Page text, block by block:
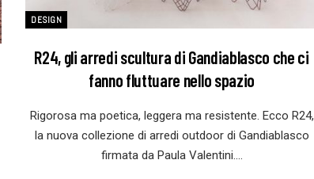
DESIGN
R24, gli arredi scultura di Gandiablasco che ci
fanno fluttuare nello spazio
Rigorosa ma poetica, leggera ma resistente. Ecco R24,
la nuova collezione di arredi outdoor di Gandiablasco
firmata da Paula Valentini.…